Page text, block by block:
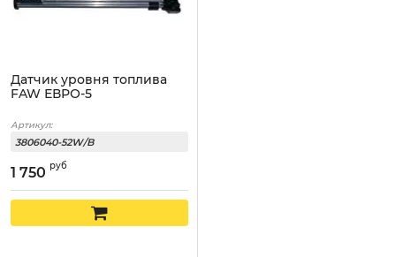
Датчик уровня топлива
FAW ЕВРО-5
Артикул:
3806040-52W/B
1 750 руб